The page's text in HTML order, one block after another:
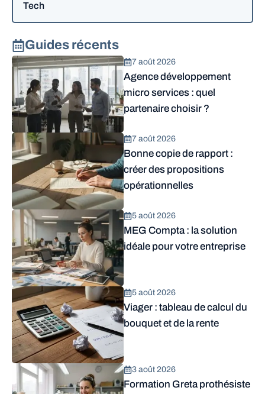
Tech
Guides récents
7 août 2026
Agence développement
micro services : quel
partenaire choisir ?
7 août 2026
Bonne copie de rapport :
créer des propositions
opérationnelles
5 août 2026
MEG Compta : la solution
idéale pour votre entreprise
5 août 2026
Viager : tableau de calcul du
bouquet et de la rente
3 août 2026
Formation Greta prothésiste